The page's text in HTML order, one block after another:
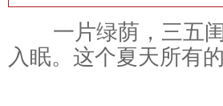
官宣！
上市 售价16万
区管委会达成战略合作 共同
推进文化IP多样化开发
牌 华邑迎来国
一片绿荫，三五闺
入眠。这个夏天所有